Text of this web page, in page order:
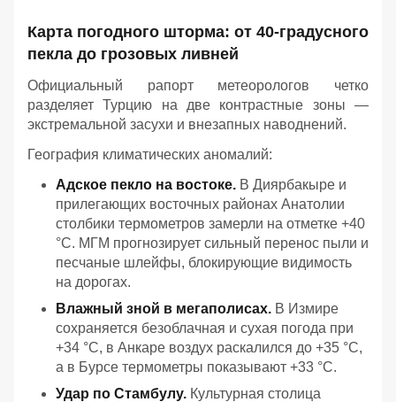
Карта погодного шторма: от 40-градусного
пекла до грозовых ливней
Официальный рапорт метеорологов четко
разделяет Турцию на две контрастные зоны —
экстремальной засухи и внезапных наводнений.
География климатических аномалий:
Адское пекло на востоке. В Диярбакыре и
прилегающих восточных районах Анатолии
столбики термометров замерли на отметке +40
°C. МГМ прогнозирует сильный перенос пыли и
песчаные шлейфы, блокирующие видимость
на дорогах.
Влажный зной в мегаполисах. В Измире
сохраняется безоблачная и сухая погода при
+34 °C, в Анкаре воздух раскалился до +35 °C,
а в Бурсе термометры показывают +33 °C.
Удар по Стамбулу. Культурная столица